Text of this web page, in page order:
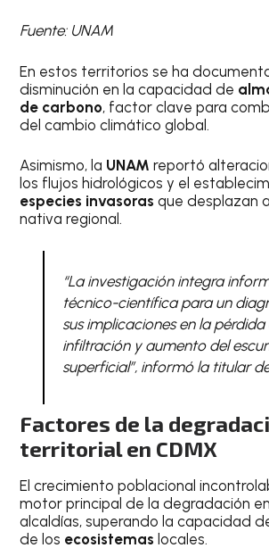
Fuente: UNAM
En estos territorios se ha
disminución en la capacidad de
de carbono, factor clave para
del cambio climático global.
Asimismo, la UNAM reportó
los flujos hidrológicos y el
especies invasoras que desplazan
nativa regional.
“La investigación integra
técnico-científica para un
sus implicaciones en la pérdida
infiltración y aumento del
superficial”, informó la titular
Factores de la
territorial en CDMX
El crecimiento poblacional
motor principal de la degradación
alcaldías, superando la capacidad
de los ecosistemas locales.